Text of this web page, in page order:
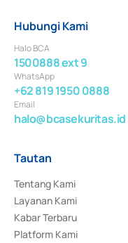
Hubungi Kami
Halo BCA
1500888 ext 9
WhatsApp
+62 819 1950 0888
Email
halo@bcasekuritas.id
Tautan
Tentang Kami
Layanan Kami
Kabar Terbaru
Platform Kami